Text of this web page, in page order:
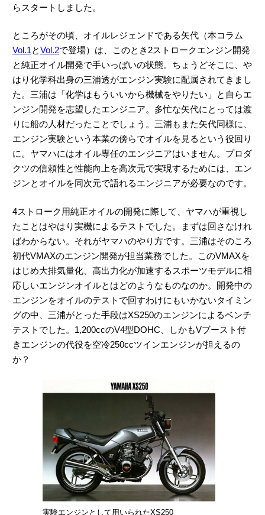
らスタートしました。
ところがその頃、オイルレジェンドである矢代（本コラム
Vol.1とVol.2で登場）は、このとき2ストロークエンジン開発
と純正オイル開発で手いっぱいの状態。ちょうどそこに、や
はり化学科出身の三浦透がエンジン実験に配属されてきまし
た。三浦は「化学はもういいから機械をやりたい」と自らエ
ンジン開発を志望したエンジニア。多忙な矢代にとっては渡
りに船の人材だったことでしょう。三浦もまた矢代同様に、
エンジン実験という本業の傍らでオイルを見るという役回り
に。ヤマハにはオイル専任のエンジニアはいません。プロダ
クツの信頼性と性能向上を高次元で実現するためには、エン
ジンとオイルを同次元で語れるエンジニアが必要なのです。
4ストローク用純正オイルの開発に際して、ヤマハが重視し
たことはやはり実機によるテストでした。まずは回さなけれ
ばわからない。それがヤマハのやり方です。三浦はそのころ
初代VMAXのエンジン開発が担当業務でした。このVMAXを
はじめ大排気量化、高出力化が加速するスポーツモデルに相
応しいエンジンオイルとはどのようなものなのか。開発中の
エンジンをオイルのテストで回すわけにもいかないタイミン
グの中、三浦がとった手段はXS250のエンジンによるベンチ
テストでした。1,200ccのV4型DOHC、しかもVブースト付
きエンジンの代役を空冷250ccツインエンジンが担えるの
か？
実験エンジンとして用いられたXS250